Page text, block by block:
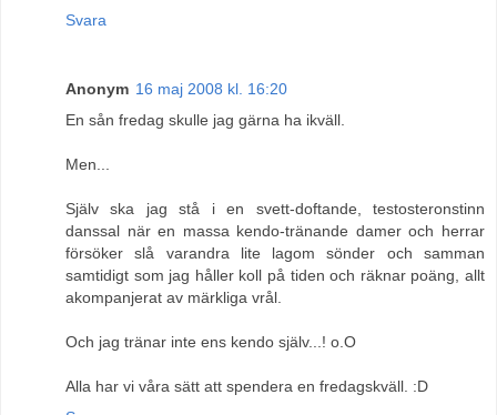
Svara
Anonym 16 maj 2008 kl. 16:20
En sån fredag skulle jag gärna ha ikväll.
Men...
Själv ska jag stå i en svett-doftande, testosteronstinn
danssal när en massa kendo-tränande damer och herrar
försöker slå varandra lite lagom sönder och samman
samtidigt som jag håller koll på tiden och räknar poäng, allt
akompanjerat av märkliga vrål.
Och jag tränar inte ens kendo själv...! o.O
Alla har vi våra sätt att spendera en fredagskväll. :D